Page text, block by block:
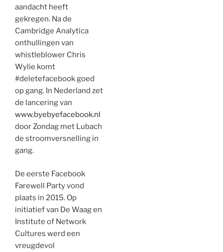
aandacht heeft
gekregen. Na de
Cambridge Analytica
onthullingen van
whistleblower Chris
Wylie komt
#deletefacebook goed
op gang. In Nederland zet
de lancering van
www.byebyefacebook.nl
door Zondag met Lubach
de stroomversnelling in
gang.
De eerste Facebook
Farewell Party vond
plaats in 2015. Op
initiatief van De Waag en
Institute of Network
Cultures werd een
vreugdevol